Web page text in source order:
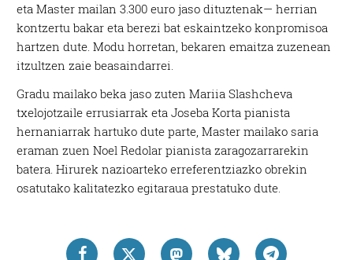
eta Master mailan 3.300 euro jaso dituztenak— herrian
kontzertu bakar eta berezi bat eskaintzeko konpromisoa
hartzen dute. Modu horretan, bekaren emaitza zuzenean
itzultzen zaie beasaindarrei.
Gradu mailako beka jaso zuten Mariia Slashcheva
txelojotzaile errusiarrak eta Joseba Korta pianista
hernaniarrak hartuko dute parte, Master mailako saria
eraman zuen Noel Redolar pianista zaragozarrarekin
batera. Hirurek nazioarteko erreferentziazko obrekin
osatutako kalitatezko egitaraua prestatuko dute.